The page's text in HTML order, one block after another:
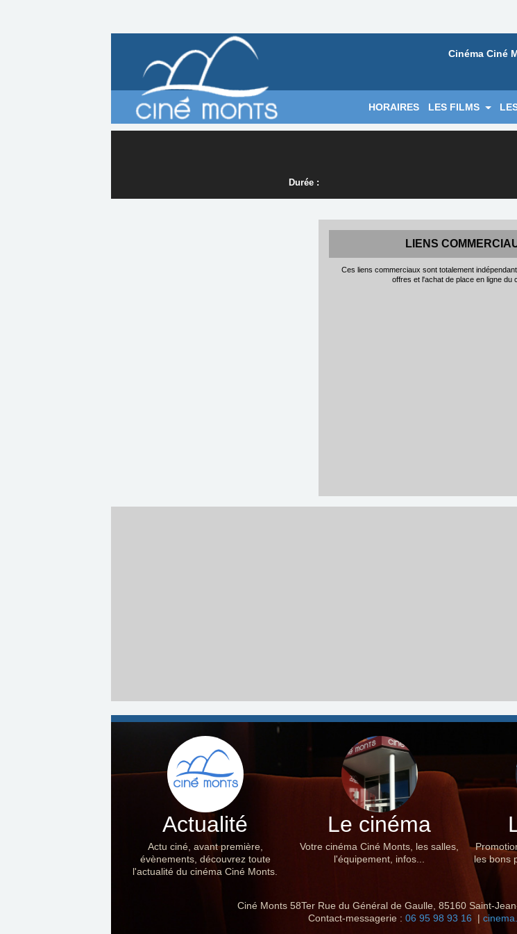
HORAIRES LES FILMS
Cinéma Ciné
Durée :
LIENS
Ces liens commerciaux sont totalement
offres et l'achat de place en ligne du
Actualité
Actu ciné, avant première,
évènements, découvrez toute
l'actualité du cinéma Ciné Monts.
Le cinéma
Votre cinéma Ciné Monts, les salles,
l'équipement, infos...
les bons
Ciné Monts 58Ter Rue du Général de Gaulle, 85160 Saint-
Contact-messagerie : 06 95 98 93 16 |